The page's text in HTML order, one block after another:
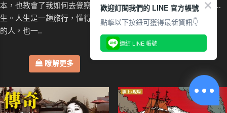
本，也教會了我如何去覺察人
生。人生是一趟旅行，懂得旅行
的人，也一..
瞭解更多
之中帶有什麼樣的華麗與哀愁..
歡迎訂閱我們的 LINE 官方帳號
點擊以下按鈕可獲得最新資訊👇
連結 LINE 帳號